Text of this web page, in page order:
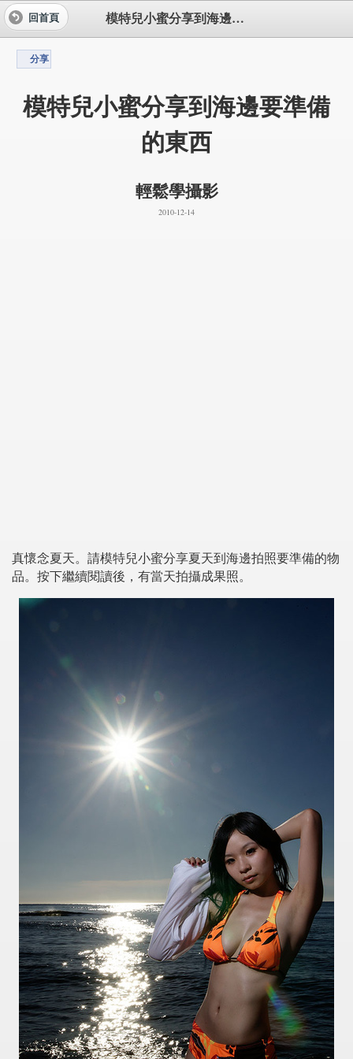
模特兒小蜜分享到海邊要準備的東西
回首頁
分享
模特兒小蜜分享到海邊要準備
的東西
輕鬆學攝影
2010-12-14
真懷念夏天。請模特兒小蜜分享夏天到海邊拍照要準備的物
品。按下繼續閱讀後，有當天拍攝成果照。